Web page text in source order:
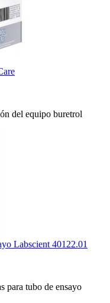
del equipo buretrol
Labscient 40122.01
para tubo de ensayo